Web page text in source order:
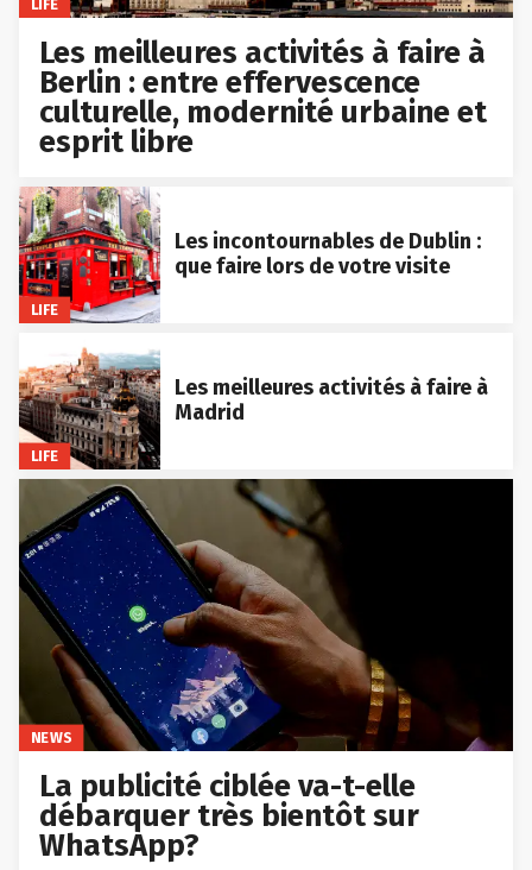
Les meilleures activités à faire à
Berlin : entre effervescence
culturelle, modernité urbaine et
esprit libre
LIFE
Les incontournables de Dublin :
que faire lors de votre visite
LIFE
Les meilleures activités à faire à
Madrid
NEWS
La publicité ciblée va-t-elle
débarquer très bientôt sur
WhatsApp?